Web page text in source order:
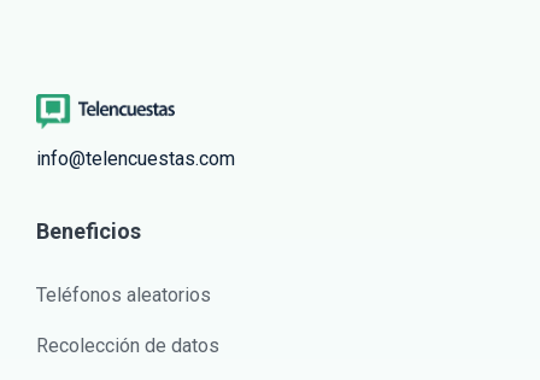
info@telencuestas.com
Beneficios
Teléfonos aleatorios
Recolección de datos